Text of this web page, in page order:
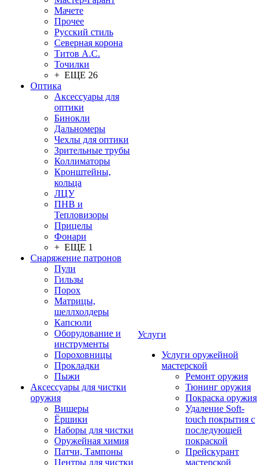
Мачете
Прочее
Русский стиль
Северная корона
Титов А.С.
Точилки
+ ЕЩЕ 26
Оптика
Аксессуары для
оптики
Бинокли
Дальномеры
Чехлы для оптики
Зрительные трубы
Коллиматоры
Кронштейны,
кольца
ЛЦУ
ПНВ и
Тепловизоры
Прицелы
Фонари
+ ЕЩЕ 1
Снаряжение патронов
Пули
Гильзы
Порох
Матрицы,
шеллхолдеры
Капсюли
Оборудование и
инструменты
Пороховницы
Прокладки
Пыжи
Аксессуары для чистки
оружия
Вишеры
Ёршики
Наборы для чистки
Оружейная химия
Патчи, Тампоны
Центры для чистки
Услуги
Услуги оружейной
мастерской
Ремонт оружия
Тюнинг оружия
Покраска оружия
Удаление Soft-
touch покрытия с
последующей
покраской
Прейскурант
мастерской